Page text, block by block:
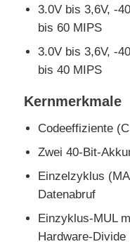
D-RAM
PSRAM-Chip
SRAM-Chip
NICHT Blitz
3.0V bis 3,6V, -
bis 60 MIPS
3.0V bis 3,6V, -
bis 40 MIPS
Kernmerkmale
Codeeffiziente
Zwei 40-Bit-
Einzelzyklus
Datenabruf
Einzyklus-MUL
Hardware-Divide